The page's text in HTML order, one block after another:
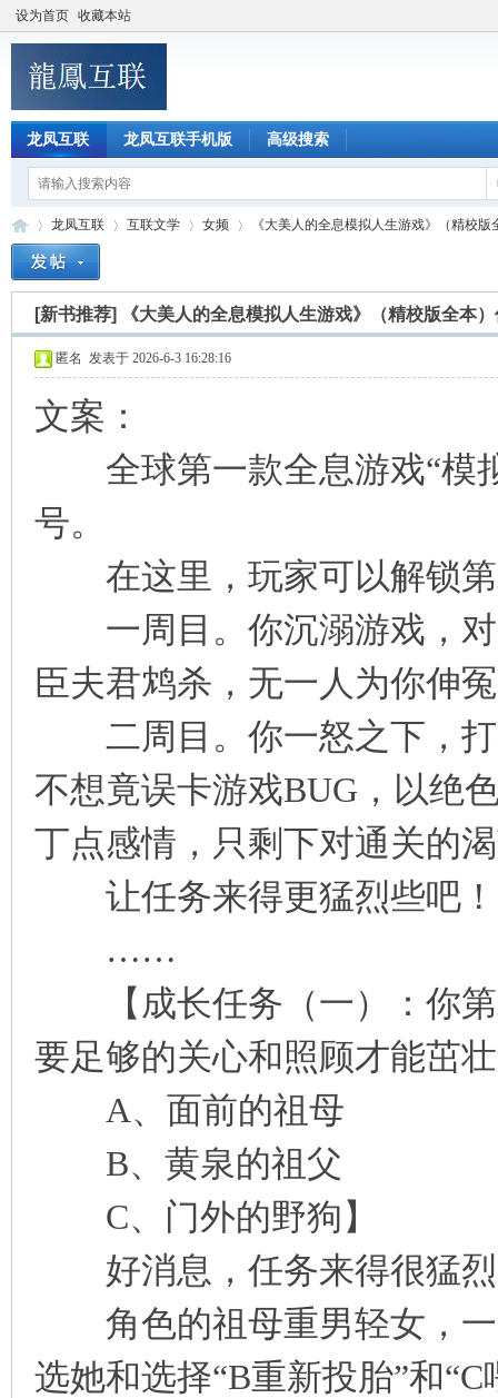
设为首页 收藏本站
龙凤互联 龙凤互联手机版 高级搜索
龙凤互联
›
互联文学
›
女频
›
《大美人的全息模拟人生游戏》（精校版
[新书推荐] 《大美人的全息模拟人生游戏》（精校版全本
匿名 发表于 2026-6-3 16:28:16
文案：
全球第一款全息游戏“模
号。
在这里，玩家可以解锁第
一周目。你沉溺游戏，对
臣夫君鸩杀，无一人为你伸
二周目。你一怒之下，打
不想竟误卡游戏BUG，以
丁点感情，只剩下对通关的
让任务来得更猛烈些吧！
……
【成长任务（一）：你第
要足够的关心和照顾才能茁
A、面前的祖母
B、黄泉的祖父
C、门外的野狗】
好消息，任务来得很猛烈
角色的祖母重男轻女，一
选她和选择“B重新投胎”和